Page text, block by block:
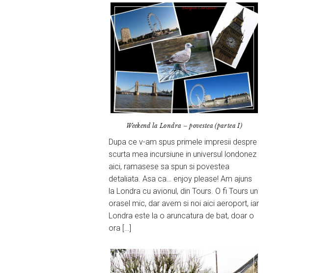
Weekend la Londra – povestea (partea I)
Dupa ce v-am spus primele impresii despre
scurta mea incursiune in universul londonez
aici, ramasese sa spun si povestea
detaliata. Asa ca… enjoy please! Am ajuns
la Londra cu avionul, din Tours. O fi Tours un
orasel mic, dar avem si noi aici aeroport, iar
Londra este la o aruncatura de bat, doar o
ora […]